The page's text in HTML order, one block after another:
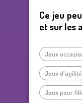
Ce jeu
et sur les
Jeux
Jeux d'agilité
Jeux pour